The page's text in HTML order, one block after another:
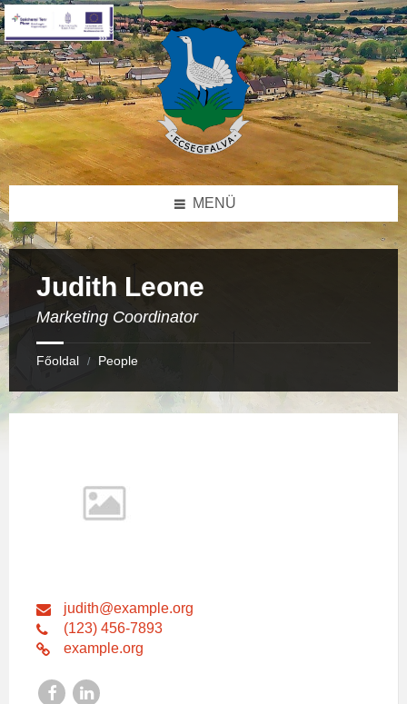
Skip
to
content
Skip
to
right
sidebar
Skip
to
footer
MENÜ
Judith Leone
Marketing Coordinator
Főoldal / People
judith@example.org
(123) 456-7893
example.org
FacebookLinkedIn